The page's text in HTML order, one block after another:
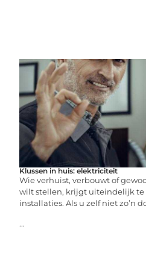
Klussen in huis: elektriciteit
Wie verhuist, verbouwt of
wilt stellen, krijgt uiteindelijk
installaties. Als u zelf niet zo’n
...